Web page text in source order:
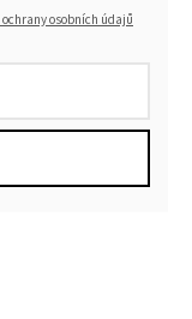
osobních údajů